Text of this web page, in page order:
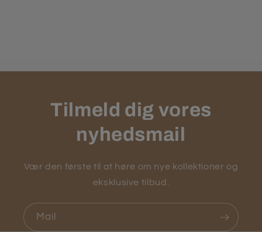
Tilmeld dig vores
nyhedsmail
Vær den første til at høre om nye kollektioner og
eksklusive tilbud.
Mail